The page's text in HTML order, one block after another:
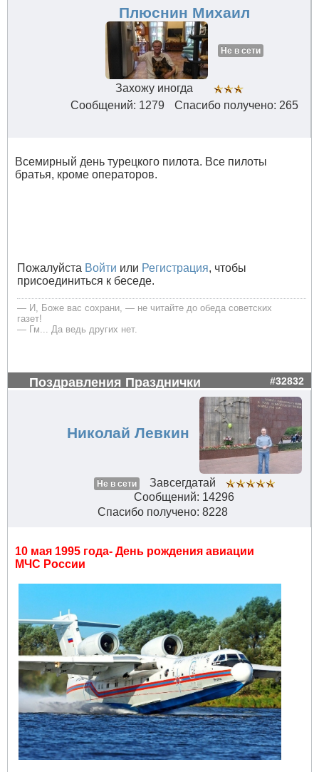
Плюснин Михаил
Не в сети
Захожу иногда
Сообщений: 1279
Спасибо получено: 265
Всемирный день турецкого пилота. Все пилоты
братья, кроме операторов.
Пожалуйста Войти или Регистрация, чтобы
присоединиться к беседе.
— И, Боже вас сохрани, — не читайте до обеда советских
газет!
— Гм... Да ведь других нет.
Поздравления Празднички #32832
Николай Левкин
Не в сети
Завсегдатай
Сообщений: 14296
Спасибо получено: 8228
10 мая 1995 года- День рождения авиации
МЧС России